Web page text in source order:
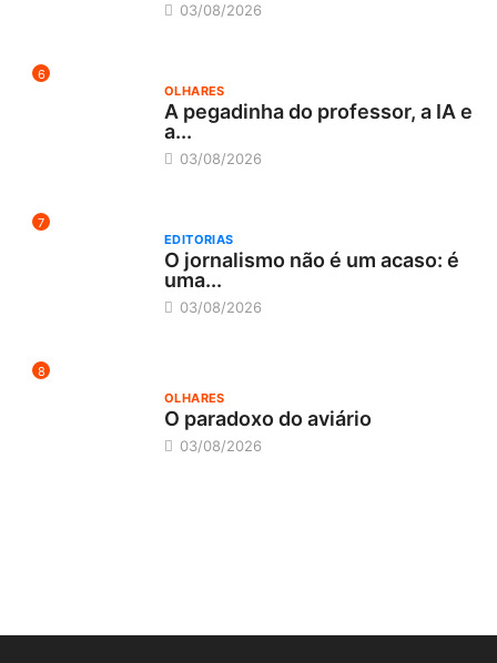
03/08/2026
6
OLHARES
A pegadinha do professor, a IA e
a...
03/08/2026
7
EDITORIAS
O jornalismo não é um acaso: é
uma...
03/08/2026
8
OLHARES
O paradoxo do aviário
03/08/2026